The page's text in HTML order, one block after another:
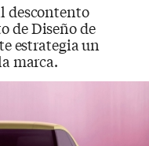
descontento
de Diseño de
estrategia un
marca.